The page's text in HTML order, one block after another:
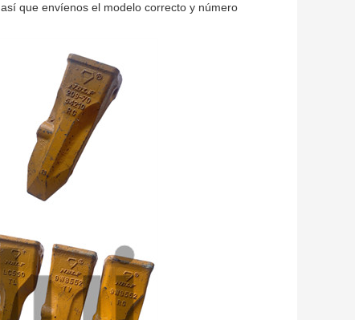
que envíenos el modelo correcto y número